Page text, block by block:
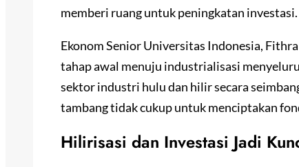
memberi ruang untuk peningkatan investasi.
Ekonom Senior Universitas Indonesia,
tahap awal menuju industrialisasi
sektor industri hulu dan hilir secara
tambang tidak cukup untuk menciptakan
Hilirisasi dan Investasi Jadi